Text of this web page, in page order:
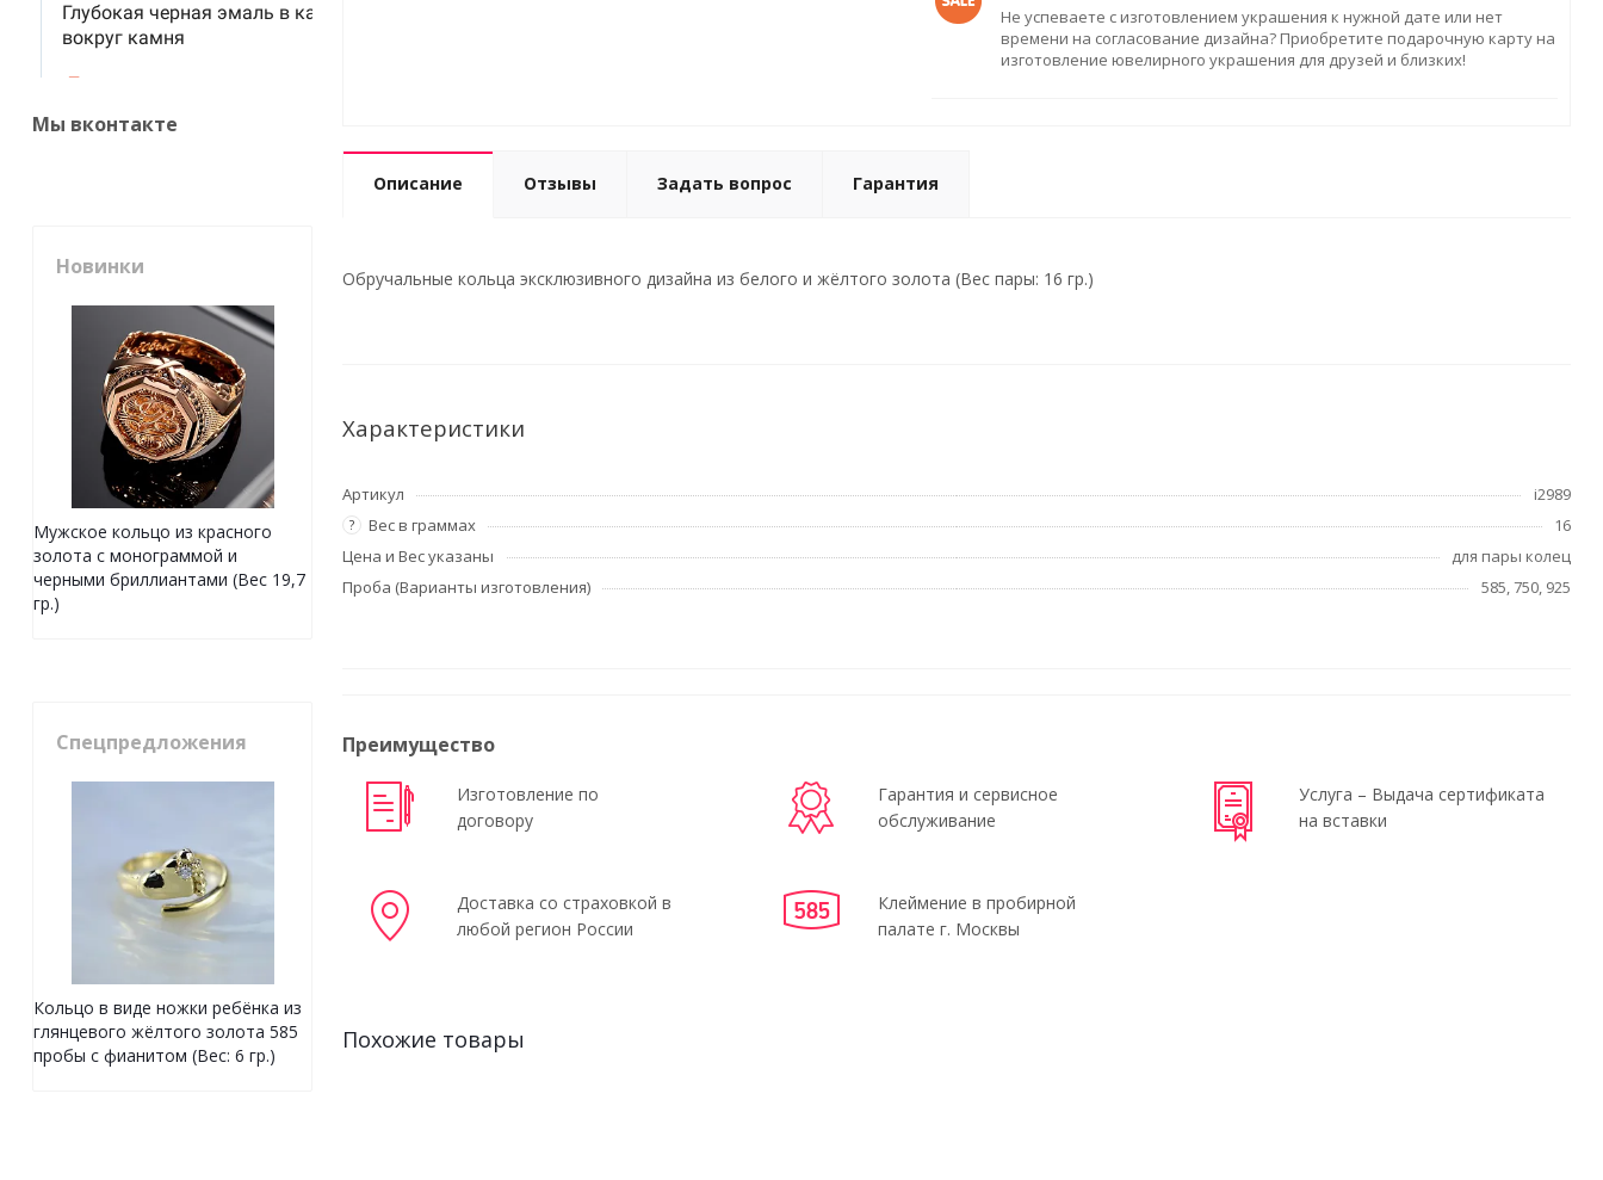
Не успеваете с изготовлением украшения к нужной дате или нет
времени на согласование дизайна? Приобретите подарочную карту на
изготовление ювелирного украшения для друзей и близких!
Описание Отзывы Задать вопрос Гарантия
Обручальные кольца эксклюзивного дизайна из белого и жёлтого золота (Вес пары: 16 гр.)
Характеристики
Артикул i2989
? Вес в граммах
16
Цена и Вес указаны
для пары колец
Проба (Варианты изготовления)
585, 750, 925
Преимущество
Изготовление по
договору
Гарантия и сервисное
обслуживание
Услуга – Выдача сертификата
на вставки
Доставка со страховкой в
любой регион России
Клеймение в пробирной
палате г. Москвы
Похожие товары
Мы вконтакте
Новинки
Мужское кольцо из красного
золота с монограммой и
черными бриллиантами (Вес 19,7
гр.)
Спецпредложения
Кольцо в виде ножки ребёнка из
глянцевого жёлтого золота 585
пробы с фианитом (Вес: 6 гр.)